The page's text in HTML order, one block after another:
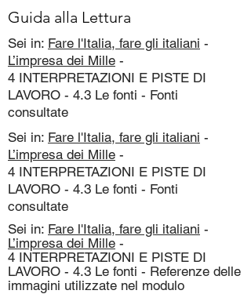
Guida alla Lettura
Sei in: Fare l'Italia, fare gli italiani -
L’impresa dei Mille -
4 INTERPRETAZIONI E PISTE DI
LAVORO - 4.3 Le fonti - Fonti
consultate
Sei in: Fare l'Italia, fare gli italiani -
L’impresa dei Mille -
4 INTERPRETAZIONI E PISTE DI
LAVORO - 4.3 Le fonti - Fonti
consultate
Sei in: Fare l'Italia, fare gli italiani -
L’impresa dei Mille -
4 INTERPRETAZIONI E PISTE DI
LAVORO - 4.3 Le fonti - Referenze delle
immagini utilizzate nel modulo